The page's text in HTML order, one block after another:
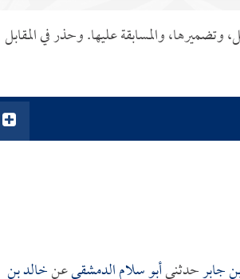
وتضميرها، والمسابقة عليها. وحذر في المقابل
جابرحدثنيأبو سلام الدمشقيعنخالد بن